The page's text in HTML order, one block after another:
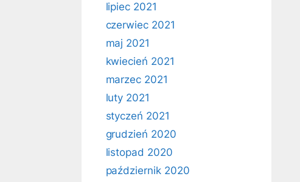
lipiec 2021
czerwiec 2021
maj 2021
kwiecień 2021
marzec 2021
luty 2021
styczeń 2021
grudzień 2020
listopad 2020
październik 2020